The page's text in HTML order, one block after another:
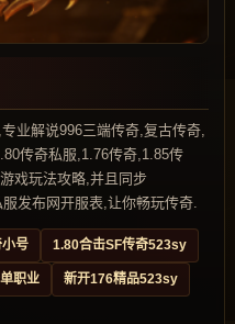
业解说996三端传奇,复古传奇,
传奇私服,1.76传奇,1.85传
戏玩法攻略,并且同步
发布网开服表,让你畅玩传奇.
号 1.80合击SF传奇523sy
职业 新开176精品523sy